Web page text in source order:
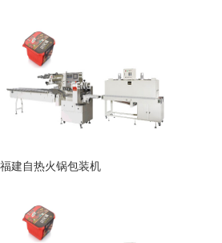
福建自热火锅包装机